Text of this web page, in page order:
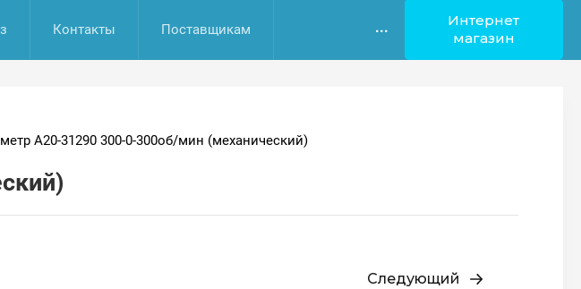
Контакты Поставщикам ...
Интернет
магазин
А20-31290 300-0-300об/мин (механический)
Следующий